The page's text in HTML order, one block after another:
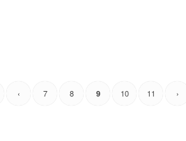
‹ 7 8 9 10 11 ›